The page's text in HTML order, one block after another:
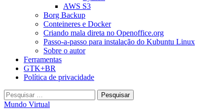
AWS S3
Borg Backup
Conteineres e Docker
Criando mala direta no Openoffice.org
Passo-a-passo para instalação do Kubuntu Linux
Sobre o autor
Ferramentas
GTK+BR
Política de privacidade
Pesquisar
por:
Mundo Virtual